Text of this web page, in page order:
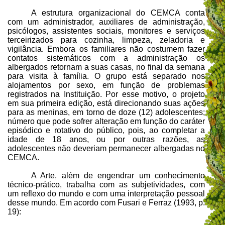
A estrutura organizacional do CEMCA conta
com um administrador, auxiliares de administração,
psicólogos, assistentes sociais, monitores e serviços
terceirizados para cozinha, limpeza, zeladoria e
vigilância. Embora os familiares não costumem fazer
contatos sistemáticos com a administração os
albergados retornam a suas casas, no final da semana
para visita à família. O grupo está separado nos
alojamentos por sexo, em função de problemas
registrados na Instituição. Por esse motivo, o projeto
em sua primeira edição, está direcionando suas ações
para as meninas, em torno de doze (12) adolescentes;
número que pode sofrer alteração em função do caráter
episódico e rotativo do público, pois, ao completar a
idade de 18 anos, ou por outras razões, as
adolescentes não deveriam permanecer albergadas no
CEMCA.
A Arte, além de engendrar um conhecimento
técnico-prático, trabalha com as subjetividades, com
um reflexo do mundo e com uma interpretação pessoal
desse mundo. Em acordo com Fusari e Ferraz (1993, p.
19):